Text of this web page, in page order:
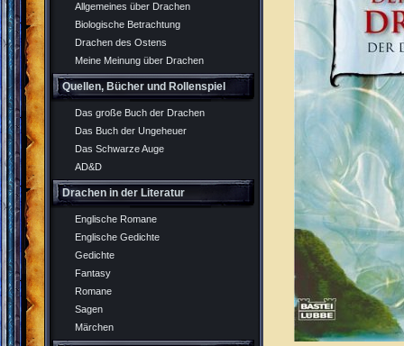
Allgemeines über Drachen
Biologische Betrachtung
Drachen des Ostens
Meine Meinung über Drachen
Quellen, Bücher und Rollenspiel
Das große Buch der Drachen
Das Buch der Ungeheuer
Das Schwarze Auge
AD&D
Drachen in der Literatur
Englische Romane
Englische Gedichte
Gedichte
Fantasy
Romane
Sagen
Märchen